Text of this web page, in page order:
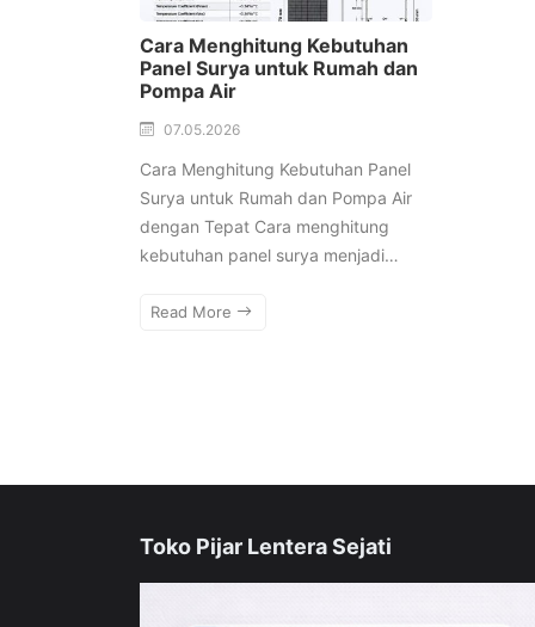
Cara Menghitung Kebutuhan
Panel Surya untuk Rumah dan
Pompa Air
07.05.2026
Cara Menghitung Kebutuhan Panel
Surya untuk Rumah dan Pompa Air
dengan Tepat Cara menghitung
kebutuhan panel surya menjadi…
Read More
Toko Pijar Lentera Sejati